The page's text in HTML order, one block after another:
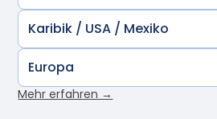
Karibik / USA / Mexiko
Europa
Mehr erfahren →